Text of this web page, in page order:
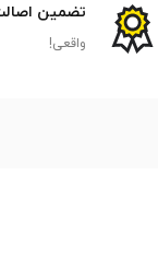
تضمین
واقعی!